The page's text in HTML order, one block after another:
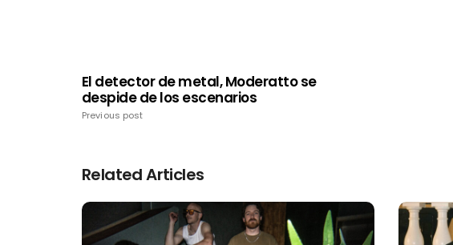
El detector de metal, Moderatto se
despide de los escenarios
Previous post
Related Articles